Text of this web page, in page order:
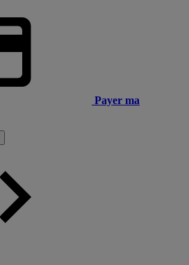
Payer ma